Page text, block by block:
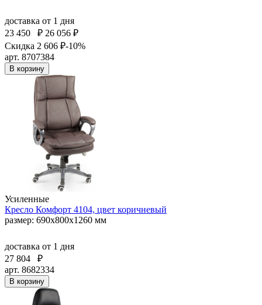
доставка от 1 дня
23 450
₽ 26 056 ₽
Скидка 2 606 ₽-10%
арт. 8707384
В корзину
Усиленные
Кресло Комфорт 4104, цвет коричневый
размер: 690х800х1260 мм
доставка от 1 дня
27 804
₽
арт. 8682334
В корзину